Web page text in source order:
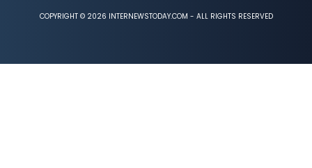
COPYRIGHT © 2026 INTERNEWSTODAY.COM - ALL RIGHTS RESERVED